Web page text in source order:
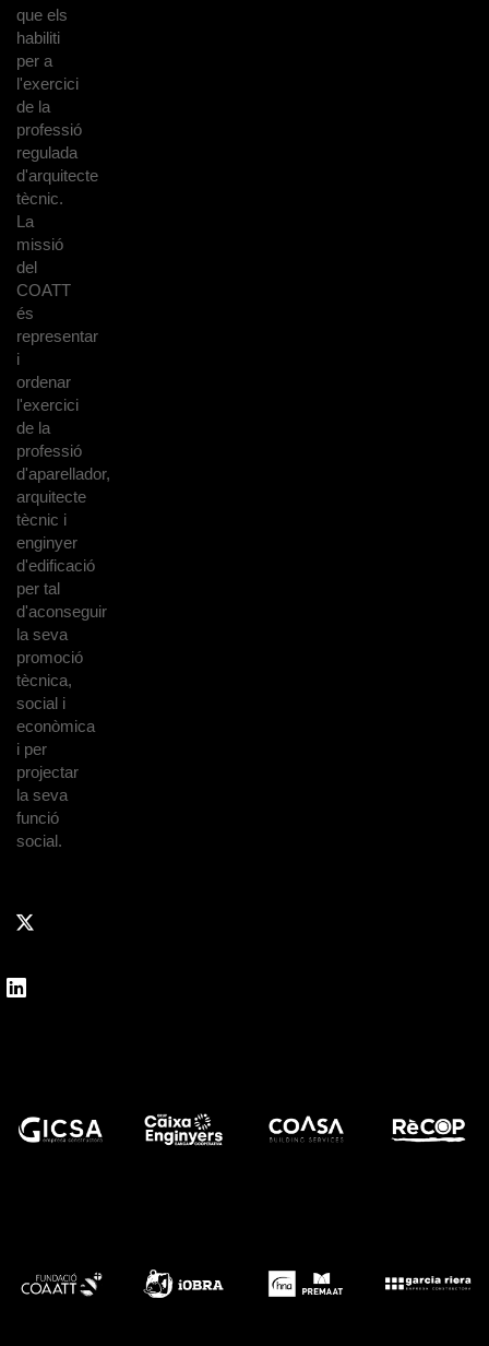
que els
habiliti
per a
l'exercici
de la
professió
regulada
d'arquitecte
tècnic.
La
missió
del
COATT
és
representar
i
ordenar
l'exercici
de la
professió
d'aparellador,
arquitecte
tècnic i
enginyer
d'edificació
per tal
d'aconseguir
la seva
promoció
tècnica,
social i
econòmica
i per
projectar
la seva
funció
social.